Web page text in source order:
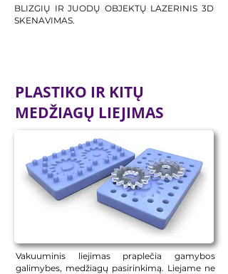
BLIZGIŲ IR JUODŲ OBJEKTŲ LAZERINIS 3D
SKENAVIMAS.
PLASTIKO IR KITŲ
MEDŽIAGŲ LIEJIMAS
Vakuuminis liejimas praplečia gamybos
galimybes, medžiagų pasirinkimą. Liejame ne